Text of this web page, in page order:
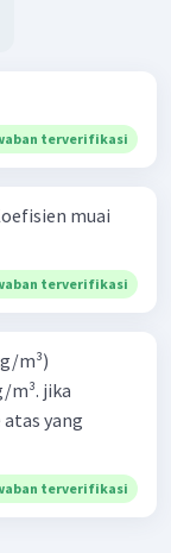
terverifikasi
muai
terverifikasi
m³)
m³. jika
yang
terverifikasi